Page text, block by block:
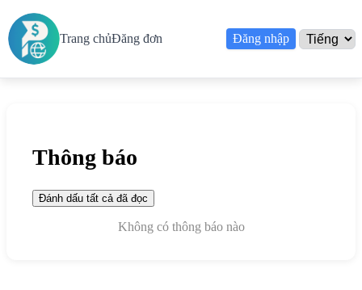
Trang chủĐăng đơn Đăng nhập
Thông báo
Đánh dấu tất cả đã đọc
Không có thông báo nào